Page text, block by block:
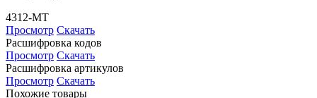
4312-MT
Просмотр Скачать
Расшифровка кодов
Просмотр Скачать
Расшифровка артикулов
Просмотр Скачать
Похожие товары